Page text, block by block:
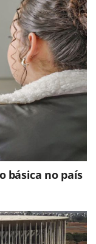
básica no país